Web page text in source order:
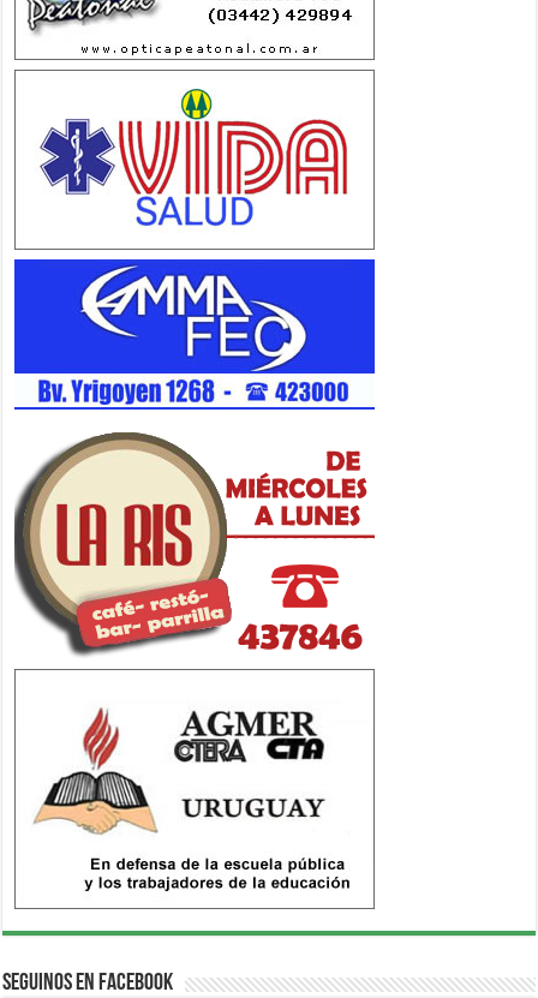
Seguinos en Facebook